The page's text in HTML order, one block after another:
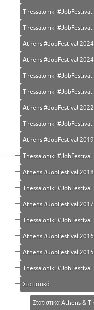
Thessaloniki #JobFestival
Thessaloniki #JobFestival
Athens #JobFestival 2024
Athens #JobFestival
Thessaloniki #JobFestival
Thessaloniki #JobFestival
Athens #JobFestival 2022
Thessaloniki #JobFestival
Athens #JobFestival 2019
Thessaloniki #JobFestival
Athens #JobFestival 2018
Thessaloniki #JobFestival
Athens #JobFestival 2017
Τhessaloniki #JobFestival
Athens #JobFestival 2016
Athens #JobFestival 2015
Thessaloniki #JobFestival
Στατιστικά
Στατιστικά Athens &